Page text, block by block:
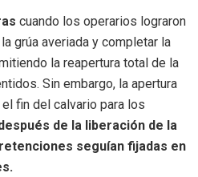
cuando los operarios lograron
grúa averiada y completar la
la reapertura total de la
Sin embargo, la apertura
fin del calvario para los
de la liberación de la
seguían fijadas en